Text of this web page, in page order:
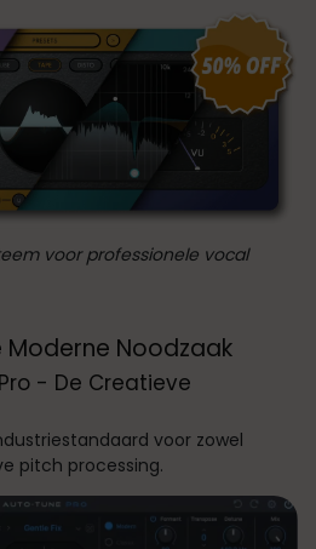
voor professionele vocal
Moderne Noodzaak
- De Creatieve
voor zowel
pitch processing.